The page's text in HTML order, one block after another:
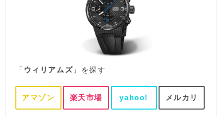
「 ウィリアムズ 」を探す
アマゾン 楽天市場 yahoo! メルカリ